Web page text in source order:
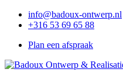
info@badoux-ontwerp.nl
+316 53 69 65 88
Plan een afspraak